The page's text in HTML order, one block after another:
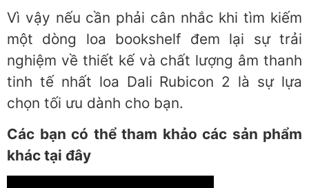
Vì vậy nếu cần phải cân nhắc khi tìm kiếm
một dòng loa bookshelf đem lại sự trải
nghiệm về thiết kế và chất lượng âm thanh
tinh tế nhất loa Dali Rubicon 2 là sự lựa
chọn tối ưu dành cho bạn.
Các bạn có thể tham khảo các sản phẩm
khác tại đây